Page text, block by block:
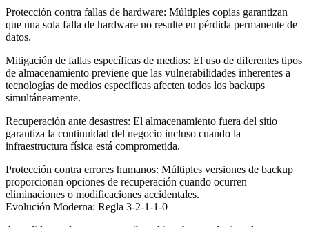
Protección contra fallas de hardware: Múltiples copias garantizan
que una sola falla de hardware no resulte en pérdida permanente de
datos.
Mitigación de fallas específicas de medios: El uso de diferentes tipos
de almacenamiento previene que las vulnerabilidades inherentes a
tecnologías de medios específicas afecten todos los backups
simultáneamente.
Recuperación ante desastres: El almacenamiento fuera del sitio
garantiza la continuidad del negocio incluso cuando la
infraestructura física está comprometida.
Protección contra errores humanos: Múltiples versiones de backup
proporcionan opciones de recuperación cuando ocurren
eliminaciones o modificaciones accidentales.
Evolución Moderna: Regla 3-2-1-1-0